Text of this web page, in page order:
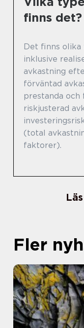
finns det?
Det finns olika
inklusive
avkastning
förväntad
prestanda och
riskjusterad
(total
faktorer).
Fler